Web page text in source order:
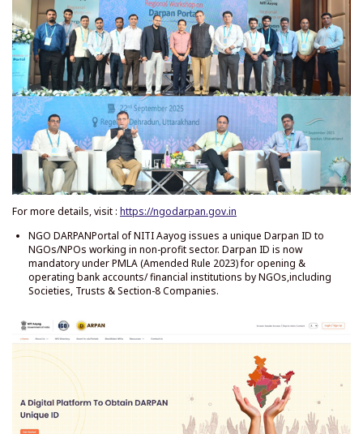
अधिक जानकारी के लिए, यहां जाएँःhttps://ngodarpan.gov.in
नीति आयोग का एन. जी. ओ. दर्पण पोर्टल गैर-लाभकारी क्षेत्र में काम करने वाले एन. जी. ओ./एन.
पी. ओ. को एक अनूठी दर्पण आई. डी. जारी करता है। समितियों, न्यासों और धारा-8 कंपनियों
सहित गैर सरकारी संगठनों द्वारा बैंक खाते/वित्तीय संस्थान खोलने और संचालित करने के लिए
पीएमएलए (संशोधित नियम 2023) के तहत दर्पण आईडी अब अनिवार्य है।
आइजोल और सैतुअल यातायात पुलिस के लिए आइजोल में इलेक्ट्रॉनिक विस्तृत दुर्घटना रिपोर्ट
(ईडीएआर) पर एक प्रशिक्षण कार्यक्रम आयोजित किया गया था।